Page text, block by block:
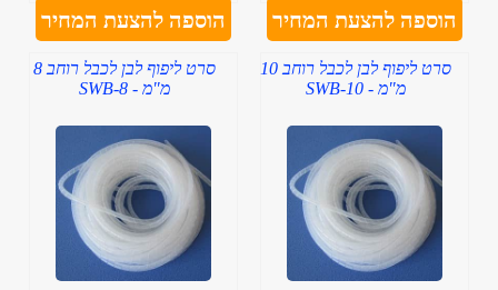
הוספה להצעת המחיר הוספה להצעת המחיר
סרט ליפוף לבן לכבל רוחב 10
מ"מ - SWB-10
סרט ליפוף לבן לכבל רוחב 8
מ"מ - SWB-8